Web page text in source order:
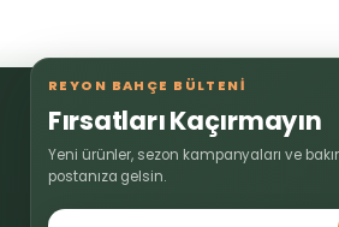
REYON BAHÇE BÜLTENİ
Fırsatları Kaçırmayın
Yeni ürünler, sezon kampanyaları ve
postanıza gelsin.